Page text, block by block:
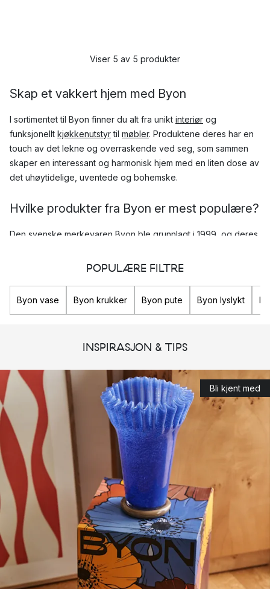
Viser 5 av 5 produkter
Skap et vakkert hjem med Byon
I sortimentet til Byon finner du alt fra unikt interiør og
funksjonellt kjøkkenutstyrtil møbler. Produktene deres har en
touch av det lekne og overraskende ved seg, som sammen
skaper en interessant og harmonisk hjem med en liten dose av
det uhøytidelige, uventede og bohemske.
Hvilke produkter fra Byon er mest populære?
Den svenske merkevaren Byon ble grunnlagt i 1999, og deres
lansert flere populære produkter og serier.
innredning, somputer ,tallerkenerogdekorasjonermed unikt
Nature vase
Pom Pom pyntepute
Shell lysestake
Byon - unikt interiør og innredning til hjemmet
Byons kjærlighet til farger og former er tydelig i deres design
og interiør. De utforsker stadig former, materialer og
kombinasjoner av disse, noe som skaper unik innredning og
spennende interiør av høy kvalitet.
TIl tross for dette store spennet i deres spennende sortiment,
er det en ting som er felles for alle produktene deres: de
utstråler en urban energi, en myk minimalisme og en helt
POPULÆRE FILTRE
Byon vase Byon krukker Byon pute Byon lyslykt
INSPIRASJON & TIPS
Bli kjent med